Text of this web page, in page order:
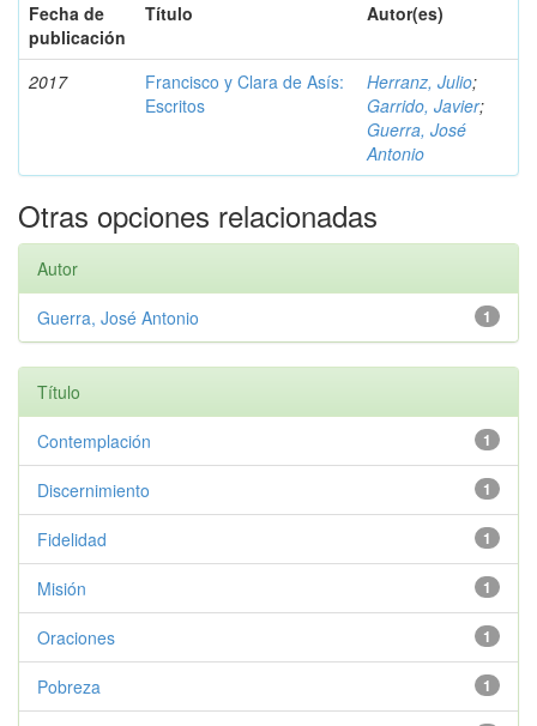
Fecha de
publicación
Título Autor(es)
2017
Francisco y Clara de Asís:
Escritos
Herranz, Julio;
Garrido, Javier;
Guerra, José
Antonio
Otras opciones relacionadas
Autor
1
Guerra, José Antonio
Título
1
Contemplación
1
Discernimiento
1
Fidelidad
1
Misión
1
Oraciones
1
Pobreza